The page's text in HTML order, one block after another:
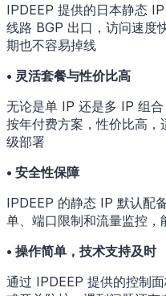
IPDEEP 提供的日本静态
线路 BGP 出口，访问速度
期也不容易掉线
• 灵活套餐与性价比高
无论是单 IP 还是多 IP 组
按年付费方案，性价比高
级部署
• 安全性保障
IPDEEP 的静态 IP 默认配
单、端口限制和流量监控
• 操作简单，技术支持及时
通过 IPDEEP 提供的控制